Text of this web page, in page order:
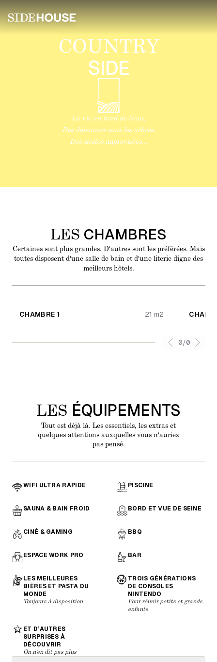
COUNTRY
SIDE
La vie au bord de l'eau,
Des déjeuners sous les arbres,
Des siestes improvisées...
LES CHAMBRES
Certaines sont plus grandes. D'autres sont les préférées. Mais
toutes disposent d'une salle de bain et d'une literie digne des
meilleurs hôtels.
CHAMBRE 1 21 m2
Previous
0/0
Next
LES ÉQUIPEMENTS
Tout est déjà là. Les essentiels, les extras et
quelques attentions auxquelles vous n'auriez
pas pensé.
WIFI ULTRA RAPIDE PISCINE
SAUNA & BAIN FROID BORD ET VUE DE SEINE
CINÉ & GAMING BBQ
ESPACE WORK PRO BAR
LES MEILLEURES
BIÈRES ET PASTA DU
MONDE
Toujours à disposition
TROIS GÉNÉRATIONS
DE CONSOLES
NINTENDO
Pour réunir petits et grands
enfants
ET D’AUTRES
SURPRISES À
DÉCOUVRIR
On n'en dit pas plus